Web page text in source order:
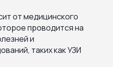
от медицинского
проводится на
и
таких как УЗИ